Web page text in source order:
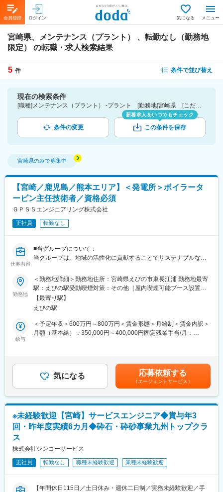
会員登録 ログイン 気になる メニュー
宮崎県、メンテナンス（プラント） 、転勤なし（勤務地
限定）
の転職・求人検索結果
5 件 条件で並び替え
現在の検索条件
[職種]メンテナンス（プラント） -プラント [勤務地]宮崎県 [こだわり条件ピックアップ]転勤なし（勤務地限定） [詳細条件](募集・採用情報)転勤なし（勤務地限定）
条件の変更
新着求人をいつでもチェック
この条件を保存
宮崎県のみで募集中
【宮崎／鹿児島／熊本エリア】＜発電所＞ボイラータ
ービン主任技術者／資格必須
ＧＰＳＳエンジニアリング株式会社
正社員 転勤なし
仕事内容
■当グループについて：
当グループは、地域の活性化に貢献することでサステナブルな社
実績にもとづいた豊富な知見をもとに、契約から調査、開発、建
設、投資、保有・運営まで、事業プロセスにおけるさまざまなフ
ェーズをワンストップで行うことが可能です。発電所の建設マネ
ジメントだけでなく、実際の建設作業や日々の運営管理までを自
社グループ内で実施することにより、「安心・安全」「高効率」
「低コスト」を実現します。
な機会を提供します。弊社オフィスには、バリアフリーの入口や
多目的トイレなどのアクセシブルな設備が整っております。
ポジションです。
GPSSが開発している地熱発電所において、設備の安全かつ安定
した運用を維持・管理する専任技術者として以下の業務を担当し
宮崎県えびの市の発電プラントに出勤していただきます。
■主任技術者業務
・発電設備の品質管理および安全管理
勤務地
＜勤務地詳細＞勤務地住所：宮崎県えびの市東長江浦 勤務地最寄
駅：えびの駅受動喫煙対策：その他（屋内喫煙可能ブース設置あ
り）
【最寄り駅】
えびの駅
給与
＜予定年収＞600万円～800万円＜賃金形態＞月給制＜賃金内訳＞
月額（基本給）：350,000円～400,000円固定残業手当/月：
賞与：年２回支給実績あり（6月／12月）賞与支給額は、会社の
業績と人事考課により決定します。■固定時間外手当あり：給与に
固定時間外手当（みなし残業）45時間が含まれます。賃金はあく
までも目安の金額であり、選考を通じて上下する可能性がありま
す。月給(月額)は固定手当を含めた表記です。
気になる 応募依頼する
（エージェントサービス）
※未経験歓迎【宮崎】サービスエンジニア◆賞与年3
回・昨年度実績6カ月◆砕石・砕砂事業九州トップクラ
ス
株式会社シンコーサービス
正社員 転勤なし 職種未経験歓迎 業種未経験歓迎
【年間休日115日／土日休み・週休二日制／実務未経験歓迎／手